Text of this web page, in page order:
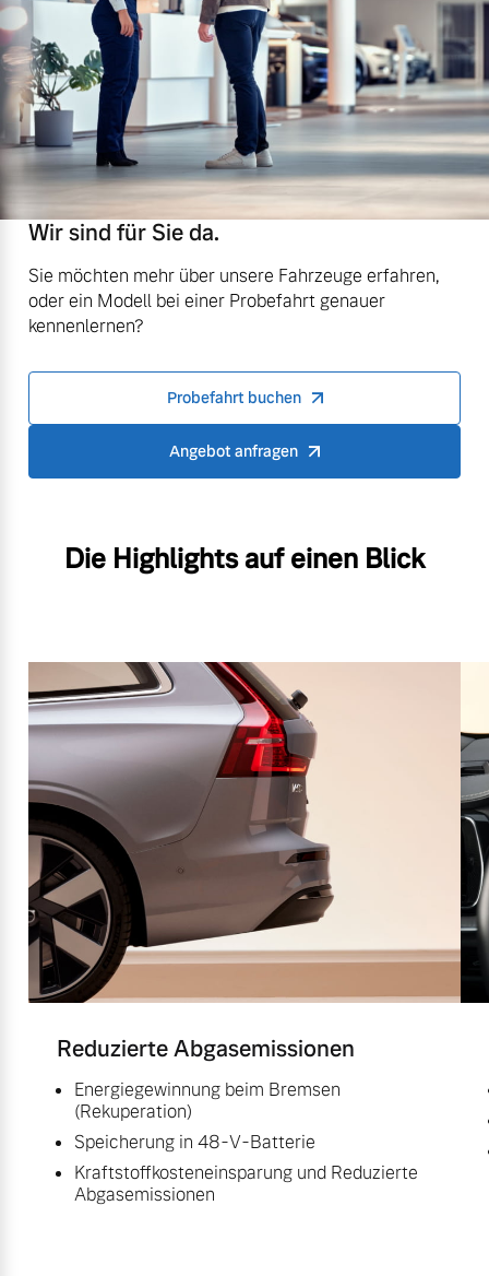
Wir sind für Sie da.
Sie möchten mehr über unsere Fahrzeuge erfahren,
oder ein Modell bei einer Probefahrt genauer
kennenlernen?
Probefahrt buchen
Angebot anfragen
Die Highlights auf einen Blick
Reduzierte Abgasemissionen
Energiegewinnung beim Bremsen
(Rekuperation)
Speicherung in 48-V-Batterie
Kraftstoffkosteneinsparung und Reduzierte
Abgasemissionen